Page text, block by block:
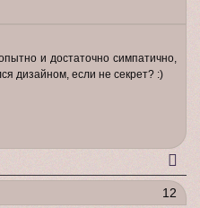
и достаточно симпатично,
дизайном, если не секрет? :)
12